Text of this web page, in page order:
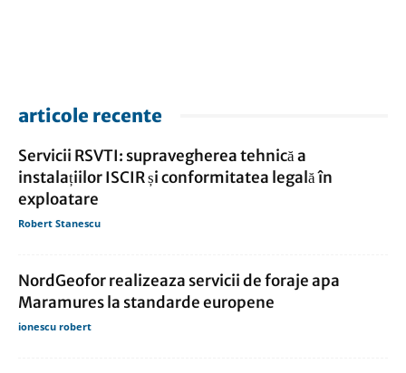
articole recente
Servicii RSVTI: supravegherea tehnică a
instalațiilor ISCIR și conformitatea legală în
exploatare
Robert Stanescu
NordGeofor realizeaza servicii de foraje apa
Maramures la standarde europene
ionescu robert